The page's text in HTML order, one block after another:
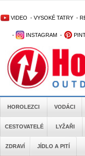
VIDEO - VYSOKÉ TATRY -
- INSTAGRAM -
HOROLEZCI VODÁCI
CESTOVATELÉ LYŽAŘI
ZDRAVÍ JÍDLO A PITÍ